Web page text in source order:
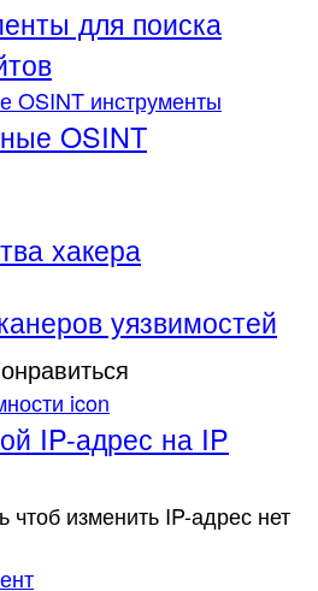
для поиска
OSINT
хакера
уязвимостей
IP-адрес на IP
изменить IP-адрес нет